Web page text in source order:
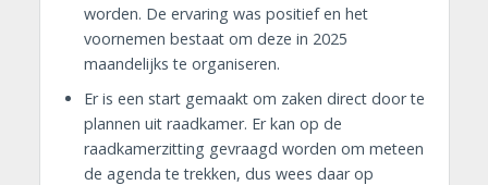
worden. De ervaring was positief en het
voornemen bestaat om deze in 2025
maandelijks te organiseren.
Er is een start gemaakt om zaken direct door te
plannen uit raadkamer. Er kan op de
raadkamerzitting gevraagd worden om meteen
de agenda te trekken, dus wees daar op